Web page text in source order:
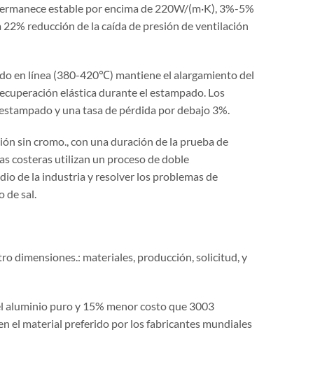
estable por encima de 220W/(m·K), 3%-5%
reducción de la caída de presión de ventilación
en línea (380-420℃) mantiene el alargamiento del
elástica durante el estampado. Los
y una tasa de pérdida por debajo 3%.
sin cromo., con una duración de la prueba de
costeras utilizan un proceso de doble
de la industria y resolver los problemas de
de sal.
dimensiones.: materiales, producción, solicitud, y
aluminio puro y 15% menor costo que 3003
el material preferido por los fabricantes mundiales